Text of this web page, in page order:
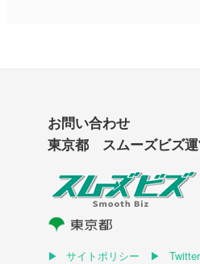
お問い合わせ
東京都 スムーズビズ
サイトポリシー